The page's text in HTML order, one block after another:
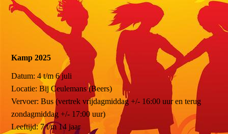
Kamp 2025
Datum: 4 t/m 6 juli
Locatie: Bij Ceulemans (Beers)
Vervoer: Bus (vertrek vrijdagmiddag +/- 16:00 uur en terug
zondagmiddag +/- 17:00 uur)
Leeftijd: 7 t/m 14 jaar